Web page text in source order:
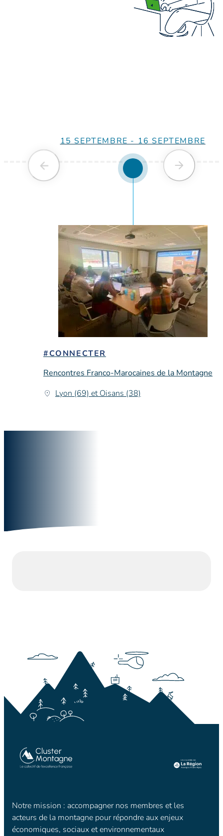
15 SEPTEMBRE - 16 SEPTEMBRE
#CONNECTER
Rencontres Franco-Marocaines de la Montagne
Lyon (69) et Oisans (38)
Notre mission : accompagner nos membres et les
acteurs de la montagne pour répondre aux enjeux
économiques, sociaux et environnementaux